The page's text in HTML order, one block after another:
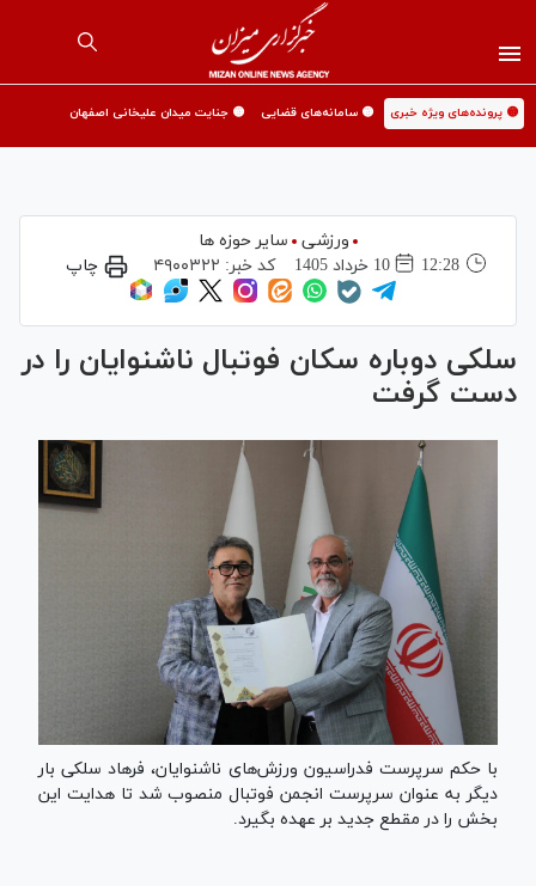
🟡 پرونده‌های ویژه خبری 🟡 سامانه‌های قضایی 🟡 جنایت میدان علیخانی اصفهان
ورزشی
سایر حوزه ها
12:28
10 خرداد 1405 کد خبر: ۴۹۰۰۳۲۲ چاپ
سلکی دوباره سکان فوتبال ناشنوایان را در
دست گرفت
با حکم سرپرست فدراسیون ورزش‌های ناشنوایان، فرهاد سلکی بار
دیگر به عنوان سرپرست انجمن فوتبال منصوب شد تا هدایت این
بخش را در مقطع جدید بر عهده بگیرد.